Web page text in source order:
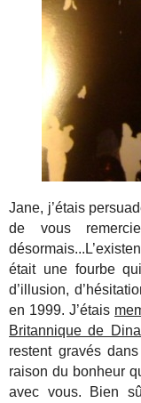
Jane, j’étais
de vous
était une fourbe
d’illusion,
en 1999. J’étais
Britannique de
restent gravés
raison du bonheur
avec vous. Bien